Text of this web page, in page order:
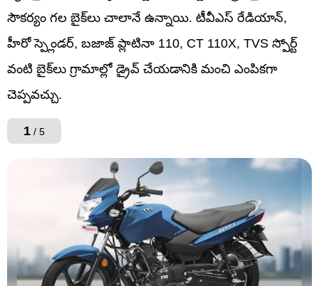
సౌకర్యం గల బైక్‌లు చాలానే ఉన్నాయి. టీవీఎస్ రేడియాన్,
హీరో స్ప్లెండర్, బజాజ్ ప్లాటినా 110, CT 110X, TVS స్పోర్ట్
వంటి బైక్‌లు గ్రామాల్లో డ్రైవ్ చేయడానికి మంచి ఎంపికగా
చెప్పవచ్చు.
1 / 5